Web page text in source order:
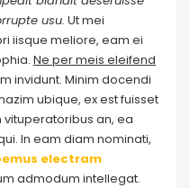
usu. Ut mei
iisque meliore, eam ei
Ne per meis eleifend
invidunt. Minim docendi
ubique, ex est fuisset
an, ea
In eam diam nominati,
electram
admodum intellegat.